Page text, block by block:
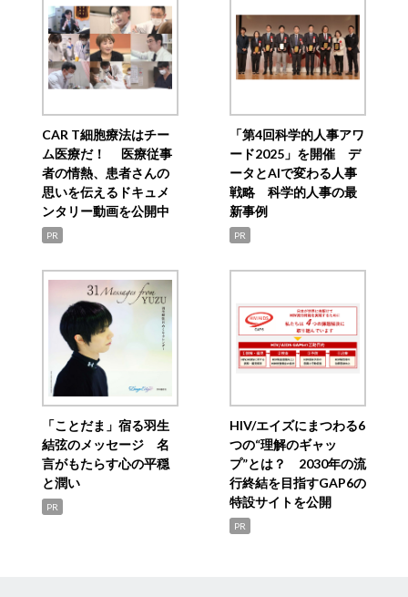
CAR T細胞療法はチー
ム医療だ！ 医療従事
者の情熱、患者さんの
思いを伝えるドキュメ
ンタリー動画を公開中
PR
「第4回科学的人事アワ
ード2025」を開催 デ
ータとAIで変わる人事
戦略 科学的人事の最
新事例
PR
「ことだま」宿る羽生
結弦のメッセージ 名
言がもたらす心の平穏
と潤い
PR
HIV/エイズにまつわる6
つの“理解のギャッ
プ”とは？ 2030年の流
行終結を目指すGAP6の
特設サイトを公開
PR